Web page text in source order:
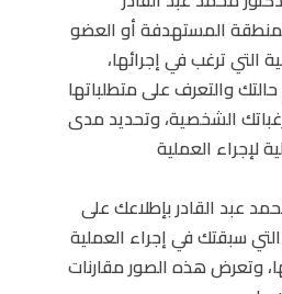
المستهدفة أو العضو
التي ترغب في إجرائها،
والتعرف على متطلباتها
الشخصية، وتحديد مدى
لإجراء العملية
عبد القادر بإطلاعك على
سبقتك في إجراء العملية
وتعرض هذه الصور مقارنات